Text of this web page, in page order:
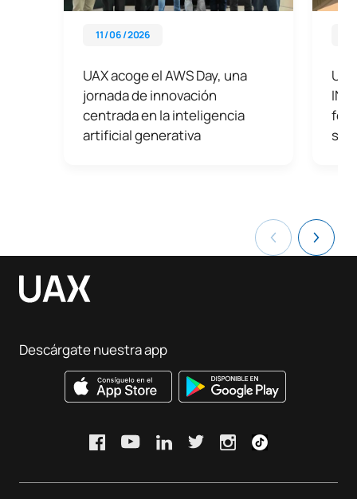
11 / 06 / 2026
UAX acoge el AWS Day, una
jornada de innovación
centrada en la inteligencia
artificial generativa
Descárgate nuestra app